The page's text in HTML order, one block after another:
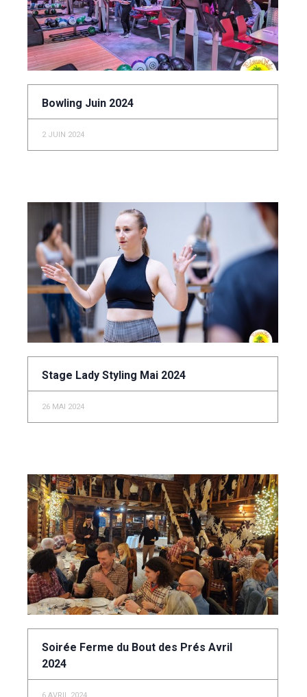
Bowling Juin 2024
2 JUIN 2024
Stage Lady Styling Mai 2024
26 MAI 2024
Soirée Ferme du Bout des Prés Avril
2024